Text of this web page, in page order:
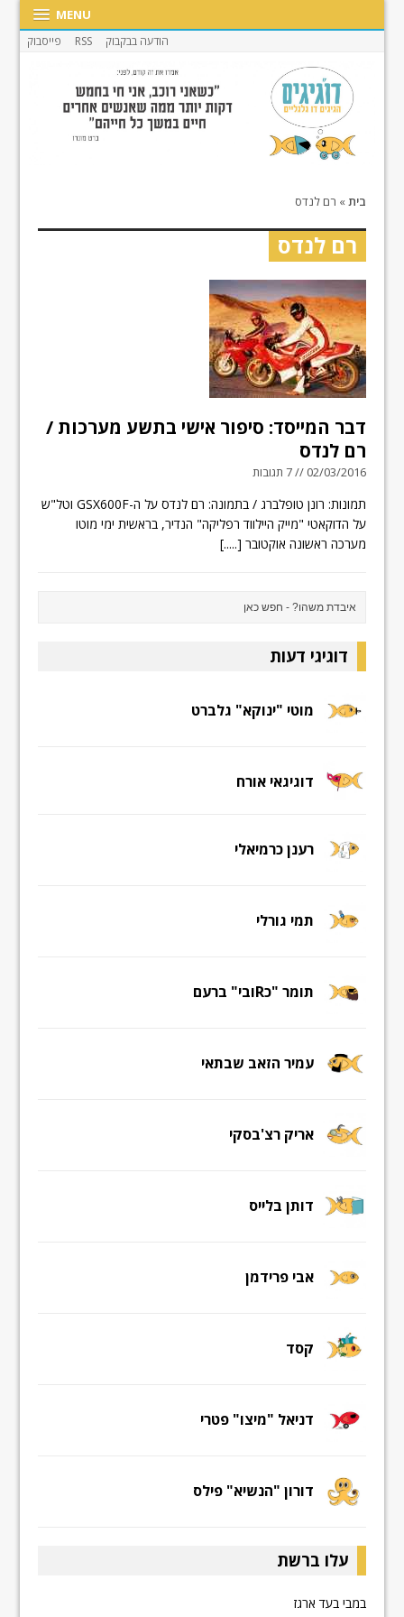
MENU
הודעה בבקבוק RSS פייסבוק
בית» רם לנדס
רם לנדס
דבר המייסד: סיפור אישי בתשע מערכות /
רם לנדס
02/03/2016 // 7 תגובות
תמונות: רונן טופלברג / בתמונה: רם לנדס על ה-GSX600F וטל"ש
על הדוקאטי "מייק היילווד רפליקה" הנדיר, בראשית ימי מוטו
מערכה ראשונה אוקטובר [.....]
דוגיגי דעות
מוטי "ינוקא" גלברט
דוגיגאי אורח
רענן כרמיאלי
תמי גורלי
תומר "כRובי" ברעם
עמיר הזאב שבתאי
אריק רצ'בסקי
דותן בלייס
אבי פרידמן
קסד
דניאל "מיצו" פטרי
דורון "הנשיא" פילס
עלו ברשת
במבי בעד ארגז